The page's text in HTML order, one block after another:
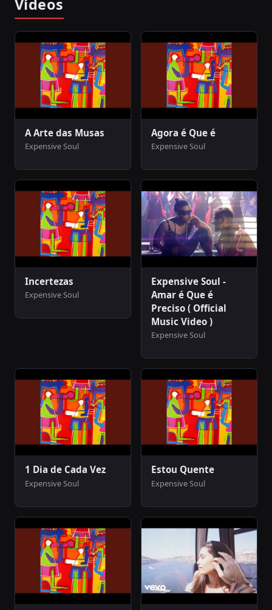
Vídeos
A Arte das Musas
Expensive Soul
Agora é Que é
Expensive Soul
Incertezas
Expensive Soul
Expensive Soul -
Amar é Que é
Preciso ( Official
Music Video )
Expensive Soul
1 Dia de Cada Vez
Expensive Soul
Estou Quente
Expensive Soul